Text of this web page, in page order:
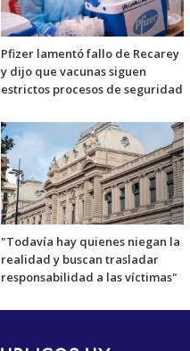
Pfizer lamentó fallo de Recarey
y dijo que vacunas siguen
estrictos procesos de seguridad
"Todavía hay quienes niegan la
realidad y buscan trasladar
responsabilidad a las víctimas"